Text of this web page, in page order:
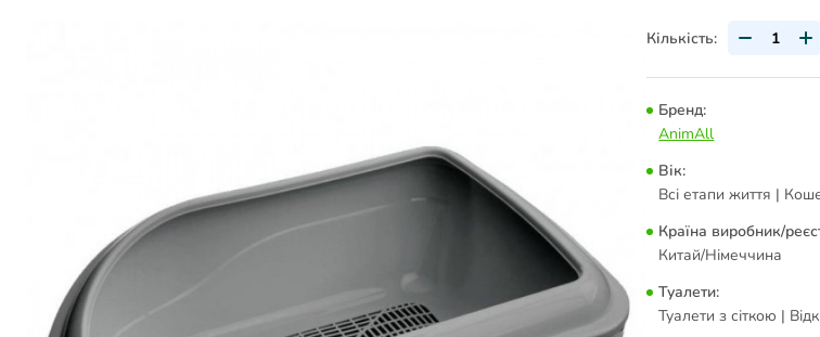
Кількість:
Бренд:
AnimAll
Вік:
Всі етапи життя |
Країна виробник/
Китай/Німеччина
Туалети:
Туалети з сіткою |